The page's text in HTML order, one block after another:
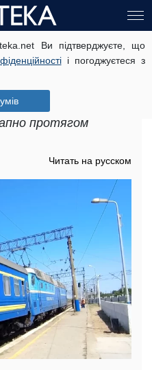
Ви підтверджуєте, що
і погоджуєтеся з
у
деякі
по-іншому
у Кіровоградській
протягом
Читать на русском